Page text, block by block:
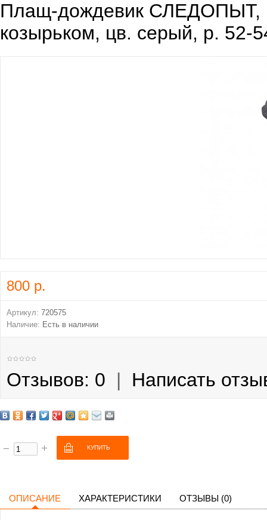
Плащ-дождевик СЛЕДОПЫТ,
козырьком, цв. серый, р. 52-
800 р.
Артикул: 720575
Наличие: Есть в наличии
Отзывов: 0 | Написать
ОПИСАНИЕ ХАРАКТЕРИСТИКИ ОТЗЫВЫ (0)